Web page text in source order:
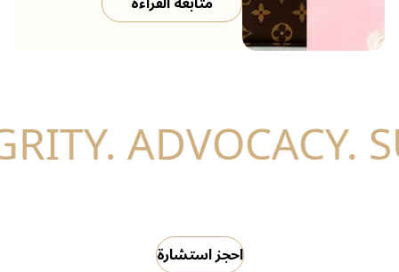
احجز استشارة